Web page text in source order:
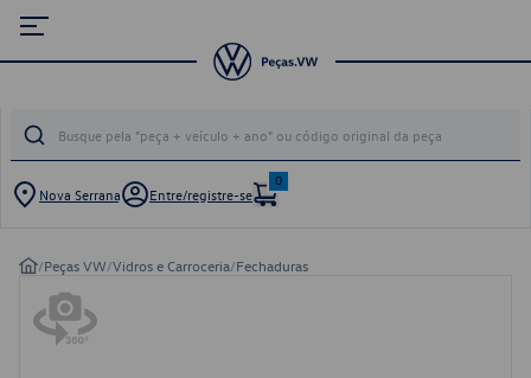
Nova Serrana Entre/registre-se
0
/Peças VW/Vidros e Carroceria/Fechaduras